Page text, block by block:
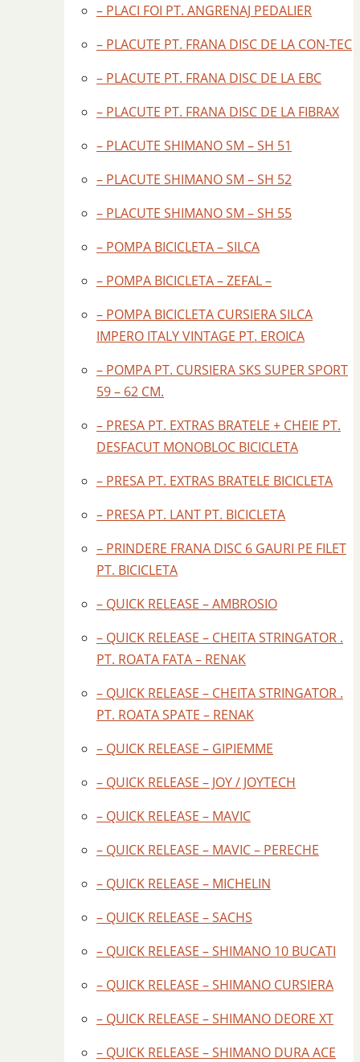
– PLACI FOI PT. ANGRENAJ PEDALIER
– PLACUTE PT. FRANA DISC DE LA CON-TEC
– PLACUTE PT. FRANA DISC DE LA EBC
– PLACUTE PT. FRANA DISC DE LA FIBRAX
– PLACUTE SHIMANO SM – SH 51
– PLACUTE SHIMANO SM – SH 52
– PLACUTE SHIMANO SM – SH 55
– POMPA BICICLETA – SILCA
– POMPA BICICLETA – ZEFAL –
– POMPA BICICLETA CURSIERA SILCA
IMPERO ITALY VINTAGE PT. EROICA
– POMPA PT. CURSIERA SKS SUPER SPORT
59 – 62 CM.
– PRESA PT. EXTRAS BRATELE + CHEIE PT.
DESFACUT MONOBLOC BICICLETA
– PRESA PT. EXTRAS BRATELE BICICLETA
– PRESA PT. LANT PT. BICICLETA
– PRINDERE FRANA DISC 6 GAURI PE FILET
PT. BICICLETA
– QUICK RELEASE – AMBROSIO
– QUICK RELEASE – CHEITA STRINGATOR .
PT. ROATA FATA – RENAK
– QUICK RELEASE – CHEITA STRINGATOR .
PT. ROATA SPATE – RENAK
– QUICK RELEASE – GIPIEMME
– QUICK RELEASE – JOY / JOYTECH
– QUICK RELEASE – MAVIC
– QUICK RELEASE – MAVIC – PERECHE
– QUICK RELEASE – MICHELIN
– QUICK RELEASE – SACHS
– QUICK RELEASE – SHIMANO 10 BUCATI
– QUICK RELEASE – SHIMANO CURSIERA
– QUICK RELEASE – SHIMANO DEORE XT
– QUICK RELEASE – SHIMANO DURA ACE